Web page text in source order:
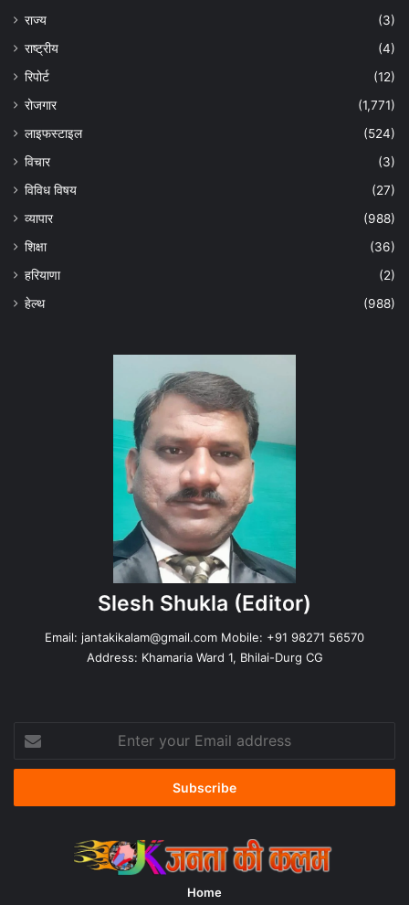
राज्य
(3)
राष्ट्रीय
(4)
रिपोर्ट
(12)
रोजगार
(1,771)
लाइफस्टाइल
(524)
विचार
(3)
विविध विषय
(27)
व्यापार
(988)
शिक्षा
(36)
हरियाणा
(2)
हेल्‍थ
(988)
Slesh Shukla (Editor)
Email: jantakikalam@gmail.com Mobile: +91 98271 56570
Address: Khamaria Ward 1, Bhilai-Durg CG
your
Email
Home